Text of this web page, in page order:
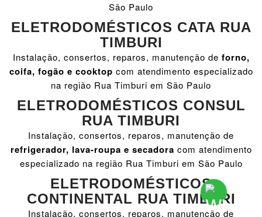
São Paulo
ELETRODOMÉSTICOS CATA RUA
TIMBURI
Instalação, consertos, reparos, manutenção de forno,
coifa, fogão e cooktop com atendimento especializado
na região Rua Timburi em São Paulo
ELETRODOMÉSTICOS CONSUL
RUA TIMBURI
Instalação, consertos, reparos, manutenção de
refrigerador, lava-roupa e secadora com atendimento
especializado na região Rua Timburi em São Paulo
ELETRODOMÉSTICOS
CONTINENTAL RUA TIMBURI
Instalação, consertos, reparos, manutenção de